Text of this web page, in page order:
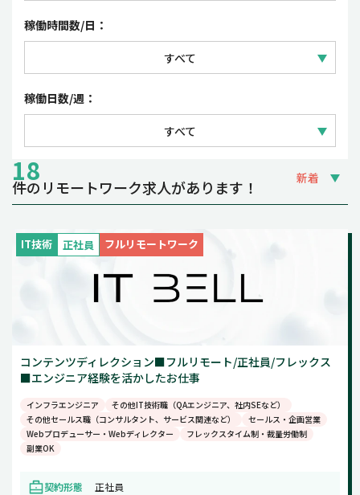
業務委託
フレックスタイム制・裁量労働制
時短勤務OK
副業OK
稼働時間数/日：
すべて
1日 5~6時間
稼働日数/週：
すべて
週3~4日
週5日
18
件のリモートワーク求人があります！ 新着
IT技術 正社員 フルリモートワーク
コンテンツディレクション■フルリモート/正社員/フレックス
■エンジニア経験を活かしたお仕事
インフラエンジニア
その他IT技術職（QAエンジニア、社内SEなど）
その他セールス職（コンサルタント、サービス関連など）
セールス・企画営業
Webプロデューサー・Webディレクター
フレックスタイム制・裁量労働制
副業OK
契約形態
正社員